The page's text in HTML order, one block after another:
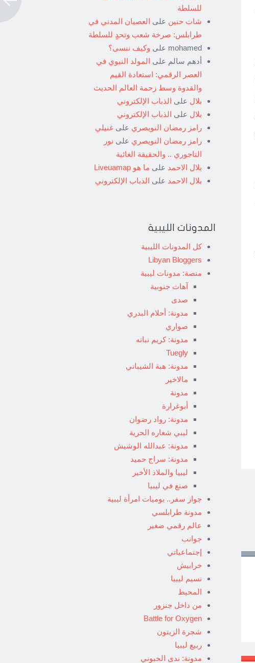
للسلطة
شات حنين على العصيان المدني في
طرابلس: صرخة شعب وتحدٍ للسلطة
mohamed على وكيف ننسى؟
أدهم سالم على المولد النبوي في
العصر الرقمي: استعادة القيم
والقدوة وسط زحمة العالم الحديث
بلال على الذباب الإلكتروني
بلال على الذباب الإلكتروني
رامز رمضان النويصري على غنيلي
رامز رمضان النويصري على نور
التاجوري .. والحقيقة الغائبة
بلال الاحمد على ما هو Liveuamap
بلال الاحمد على الذباب الإلكتروني
المدونات الليبية
كل المدونات الليبية
Libyan Bloggers
منصة: مدونات ليبية
آهات جنوبية
صدى
مدونة: أحلام البدري
صواري
مدونة: كريم نباته
Tuegly
مدونة: هبة الشيباني
مالاخير
مدونة
أبوغرارة
مدونة: رواد رضوان
ليبي شعاره الحرية
مدونة: عبدالله الوشيش
مدونة: سراج حميد
ليبيا والملاذ الأخير
صنع في ليبيا
جواز سفر.. يوميات امرأة ليبية
مدونة طرابلسي
عالم رقمي صغير
جوانب
إجتماعياتي
خرابيش
نسيم ليبيا
المحيط
من داخل جنزور
Battle for Oxygen
شجرة الزيتون
ربيع ليبيا
مدونة: ندى الحبوني